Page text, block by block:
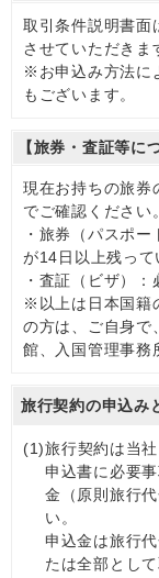
取引条件説明書面
させていただきま
※お申込み方法に
もございます。
【旅券・査証等に
現在お持ちの旅券
でご確認ください。
・旅券（パスポ
が14日以上残って
・査証（ビザ）：
※以上は日本国籍
の方は、ご自身で
館、入国管理事務
旅行契約の申込み
(1)旅行契約は当
申込書に必要
金（原則旅行
い。
申込金は旅行
たは全部とし